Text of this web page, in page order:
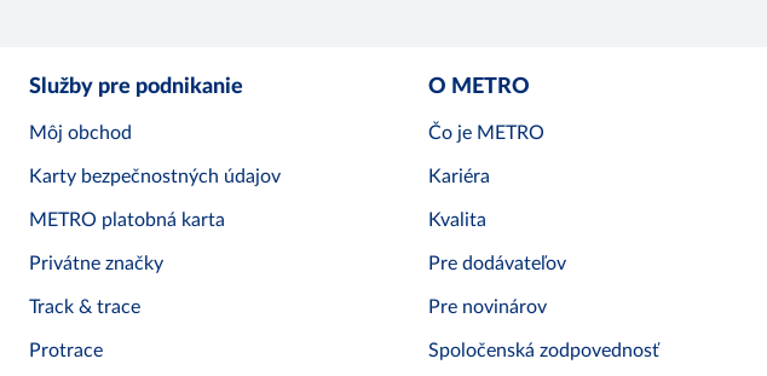
Služby pre podnikanie
Môj obchod
Karty bezpečnostných údajov
METRO platobná karta
Privátne značky
Track & trace
Protrace
O METRO
Čo je METRO
Kariéra
Kvalita
Pre dodávateľov
Pre novinárov
Spoločenská zodpovednosť